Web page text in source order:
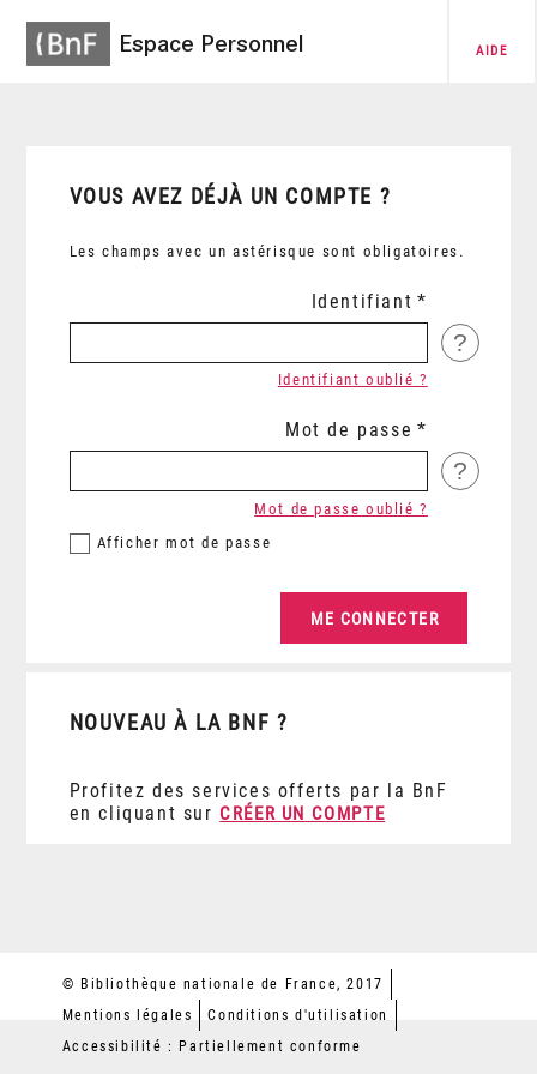
Espace Personnel AIDE
VOUS AVEZ DÉJÀ UN COMPTE ?
Les champs avec un astérisque sont obligatoires.
Identifiant
?
Identifiant oublié ?
Mot de passe
?
Afficher mot de passe
Mot de passe oublié ?
NOUVEAU À LA BNF ?
Profitez des services offerts par la BnF
en cliquant sur CRÉER UN COMPTE
© Bibliothèque nationale de France, 2017
Mentions légales
Conditions d'utilisation
Accessibilité : Partiellement conforme